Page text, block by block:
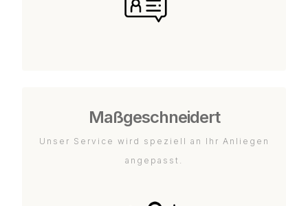
Maßgeschneidert
Unser Service wird speziell an Ihr Anliegen
angepasst.